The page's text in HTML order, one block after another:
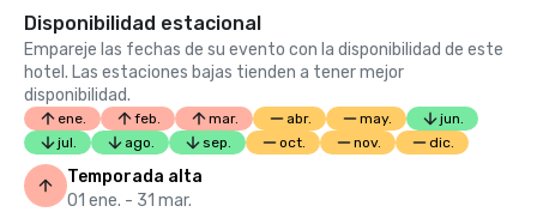
Disponibilidad estacional
Empareje las fechas de su evento con la disponibilidad de este
hotel. Las estaciones bajas tienden a tener mejor
disponibilidad.
ene. feb. mar. abr. may.
jun.
jul.
ago. sep. oct. nov. dic.
Temporada alta
01 ene. - 31 mar.